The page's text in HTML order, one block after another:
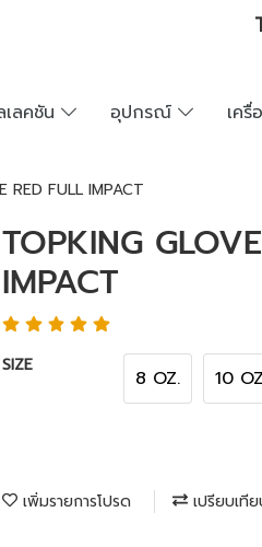
ลคชัน อุปกรณ์ เค
RED FULL IMPACT
TOPKING
IMPACT
SIZE
8 OZ. 10
เพิ่มรายการโปรด เปรียบเที